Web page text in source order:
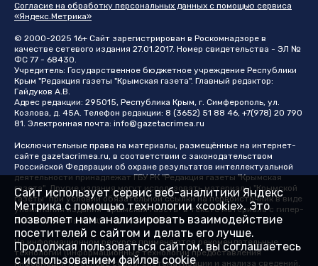
Согласие на обработку персональных данных с помощью сервиса
«Яндекс.Метрика»
© 2000-2025 16+ Сайт зарегистрирован в Роскомнадзоре в
качестве сетевого издания 27.01.2017. Номер свидетельства - ЭЛ №
ФС 77 - 68430.
Учредитель: Государственное бюджетное учреждение Республики
Крым "Редакция газеты "Крымская газета". Главный редактор:
Гайдуков А.В.
Адрес редакции: 295015, Республика Крым, г. Симферополь, ул.
Козлова, д. 45А. Телефон редакции: 8 (3652) 51 88 46, +7(978) 20 790
81. Электронная почта: info@gazetacrimea.ru
Исключительные права на материалы, размещённые на интернет-
сайте gazetacrimea.ru, в соответствии с законодательством
Российской Федерации об охране результатов интеллектуальной
деятельности принадлежат ГБУ РК "Редакция газеты "Крымская
газета". Другие издания могут использовать материалы "Крымской
газеты" при условии обязательной ссылки на первоисточник в виде
упоминания издания "Крымская газета" в тексте материала с гипер-
ссылкой на страницу-первоисточник
На информационном ресурсе применяются рекомендательные
технологии (информационные технологии предоставления
информации на основе сбора, систематизации и анализа сведений,
Сайт использует сервис веб-аналитики Яндекс
Метрика с помощью технологии «cookie». Это
позволяет нам анализировать взаимодействие
посетителей с сайтом и делать его лучше.
Продолжая пользоваться сайтом, вы соглашаетесь
с использованием файлов cookie